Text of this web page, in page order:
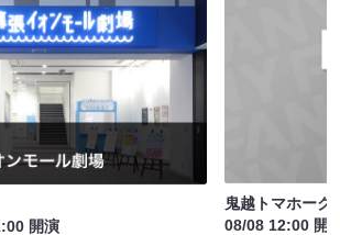
開演
鬼越トマホーク
08/08 12:00 開